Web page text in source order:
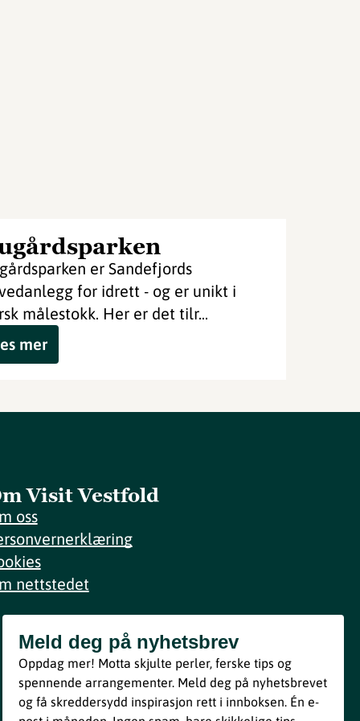
er Sandefjords
for idrett - og er unikt i
målestokk. Her er det tilr...
mer
Visit Vestfold
oss
nettstedet
Meld deg på nyhetsbrev
Bli med
Ved å melde deg inn godtar du våre vilkår i henhold til vår
Meld deg på nyhetsbrev
Oppdag mer! Motta skjulte perler, ferske tips og
spennende arrangementer. Meld deg på nyhetsbrevet
og få skreddersydd inspirasjon rett i innboksen. Én e-